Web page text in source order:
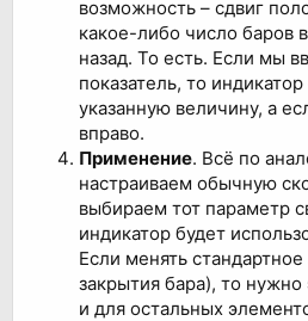
возможность – сдвиг
какое-либо число баров
назад. То есть. Если мы
показатель, то
указанную величину, а
вправо.
Применение. Всё по
настраиваем обычную
выбираем тот параметр
индикатор будет
Если менять
закрытия бара), то нужно
и для остальных